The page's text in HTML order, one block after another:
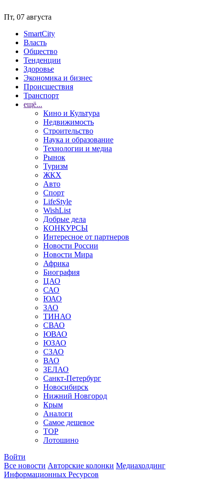
Пт, 07 августа
SmartCity
Власть
Общество
Тенденции
Здоровье
Экономика и бизнес
Происшествия
Транспорт
ещё...
Кино и Культура
Недвижимость
Строительство
Наука и образование
Технологии и медиа
Рынок
Туризм
ЖКХ
Авто
Спорт
LifeStyle
WishList
Добрые дела
КОНКУРСЫ
Интересное от партнеров
Новости России
Новости Мира
Африка
Биография
ЦАО
САО
ЮАО
ЗАО
ТИНАО
СВАО
ЮВАО
ЮЗАО
СЗАО
ВАО
ЗЕЛАО
Санкт-Петербург
Новосибирск
Нижний Новгород
Крым
Аналоги
Самое дешевое
TOP
Лотошино
Войти
Все новости Авторские колонки Медиахолдинг
Информационных Ресурсов